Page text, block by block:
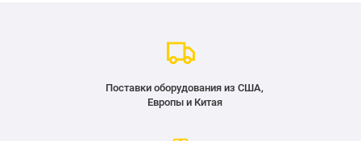
Поставки оборудования из США,
Европы и Китая